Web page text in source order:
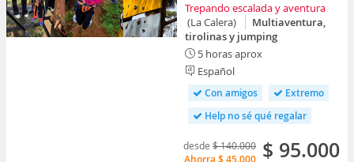
Trepando escalada y aventura
(La Calera)
Multiaventura,
tirolinas y jumping
5 horas aprox
Español
Con amigos
Extremo
Help no sé qué regalar
desde $ 140.000
Ahorra $ 45.000 $ 95.000